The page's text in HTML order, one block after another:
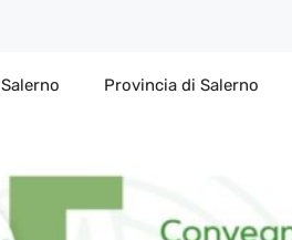
Salerno Provincia di Salerno